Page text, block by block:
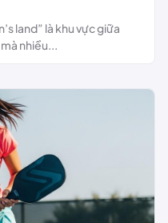
land” là khu vực giữa
nhiều...